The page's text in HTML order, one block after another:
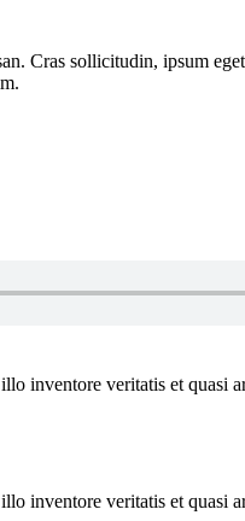
Cras sollicitudin, ipsum
inventore veritatis et quasi
inventore veritatis et quasi